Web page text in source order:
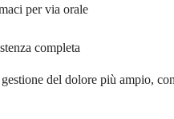
per via orale
completa
del dolore più ampio,